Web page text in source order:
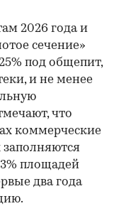
2026 года и
сечение»
под общепит,
и не менее
что
коммерческие
площадей
два года